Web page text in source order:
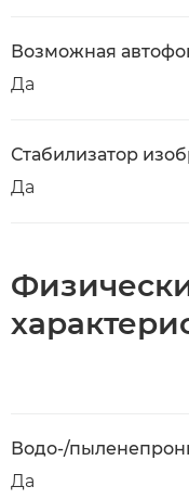
Возможная
Да
Стабилизатор
Да
Водо-/
Да